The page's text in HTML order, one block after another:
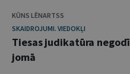
KŪNS LĒNARTSS
SKAIDROJUMI. VIEDOKĻI
Tiesas judikatūra
jomā